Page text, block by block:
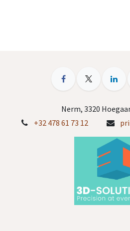
Nerm, 3320
+32 478 61 73 12